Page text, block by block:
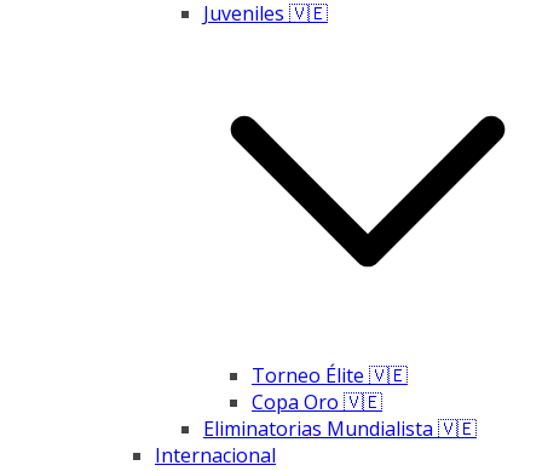
Juveniles 🇻🇪
Torneo Élite 🇻🇪
Copa Oro 🇻🇪
Eliminatorias Mundialista 🇻🇪
Internacional